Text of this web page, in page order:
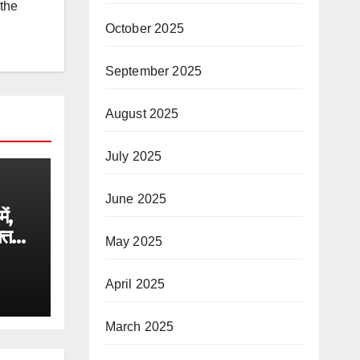
जल
October 2025
September 2025
August 2025
July 2025
June 2025
May 2025
April 2025
March 2025